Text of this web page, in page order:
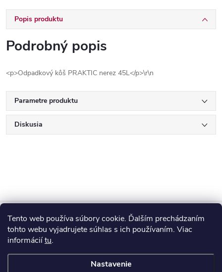
Tento web používa súbory cookie. Ďalším prechádzaním
tohto webu vyjadrujete súhlas s ich používaním. Viac
informáciítu.
Nastavenie
Popis produktu
Podrobný popis
<p>Odpadkový kôš PRAKTIC nerez 45L</p>\r\n
Parametre produktu
Diskusia
Z
á
p
Blog
Informácie pre vás